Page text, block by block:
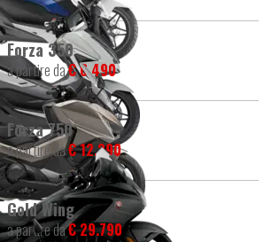
Forza 350
a partire da€ 6.490
Forza 750
a partire da€ 12.290
Gold Wing
a partire da€ 29.790